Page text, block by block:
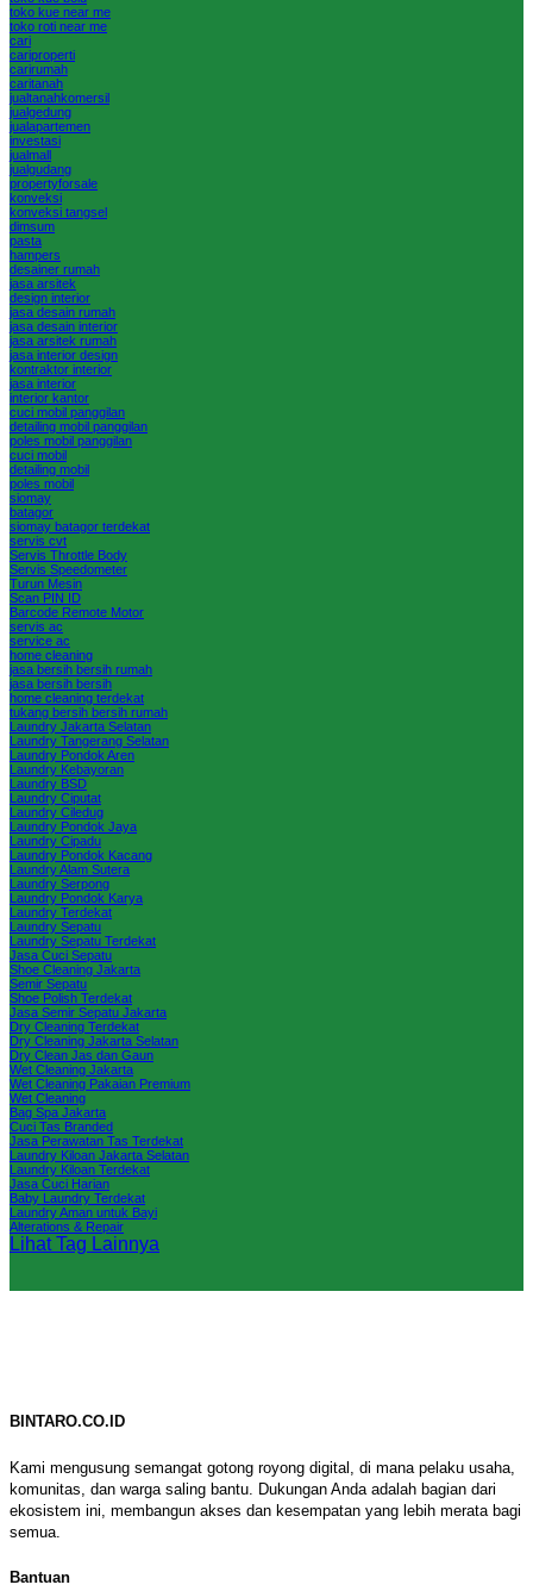
toko kue near me
toko roti near me
cari
cariproperti
carirumah
caritanah
jualtanahkomersil
jualgedung
jualapartemen
investasi
jualmall
jualgudang
propertyforsale
konveksi
konveksi tangsel
dimsum
pasta
hampers
desainer rumah
jasa arsitek
design interior
jasa desain rumah
jasa desain interior
jasa arsitek rumah
jasa interior design
kontraktor interior
jasa interior
interior kantor
cuci mobil panggilan
detailing mobil panggilan
poles mobil panggilan
cuci mobil
detailing mobil
poles mobil
siomay
batagor
siomay batagor terdekat
servis cvt
Servis Throttle Body
Servis Speedometer
Turun Mesin
Scan PIN ID
Barcode Remote Motor
servis ac
service ac
home cleaning
jasa bersih bersih rumah
jasa bersih bersih
home cleaning terdekat
tukang bersih bersih rumah
Laundry Jakarta Selatan
Laundry Tangerang Selatan
Laundry Pondok Aren
Laundry Kebayoran
Laundry BSD
Laundry Ciputat
Laundry Ciledug
Laundry Pondok Jaya
Laundry Cipadu
Laundry Pondok Kacang
Laundry Alam Sutera
Laundry Serpong
Laundry Pondok Karya
Laundry Terdekat
Laundry Sepatu
Laundry Sepatu Terdekat
Jasa Cuci Sepatu
Shoe Cleaning Jakarta
Semir Sepatu
Shoe Polish Terdekat
Jasa Semir Sepatu Jakarta
Dry Cleaning Terdekat
Dry Cleaning Jakarta Selatan
Dry Clean Jas dan Gaun
Wet Cleaning Jakarta
Wet Cleaning Pakaian Premium
Wet Cleaning
Bag Spa Jakarta
Cuci Tas Branded
Jasa Perawatan Tas Terdekat
Laundry Kiloan Jakarta Selatan
Laundry Kiloan Terdekat
Jasa Cuci Harian
Baby Laundry Terdekat
Laundry Aman untuk Bayi
Alterations & Repair
Lihat Tag Lainnya
BINTARO.CO.ID
Kami mengusung semangat gotong royong digital, di mana pelaku usaha,
komunitas, dan warga saling bantu. Dukungan Anda adalah bagian dari
ekosistem ini, membangun akses dan kesempatan yang lebih merata bagi
semua.
Bantuan